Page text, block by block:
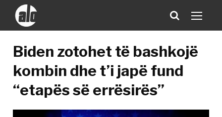
Biden zotohet të bashkojë
kombin dhe t’i japë fund
“etapës së errësirës”